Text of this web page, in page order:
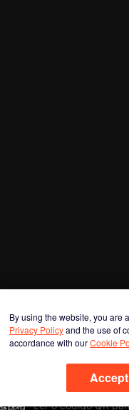
By using the website, you are
Privacy Policyand the use of
accordance with ourCookie
Accept
Ler o código QR